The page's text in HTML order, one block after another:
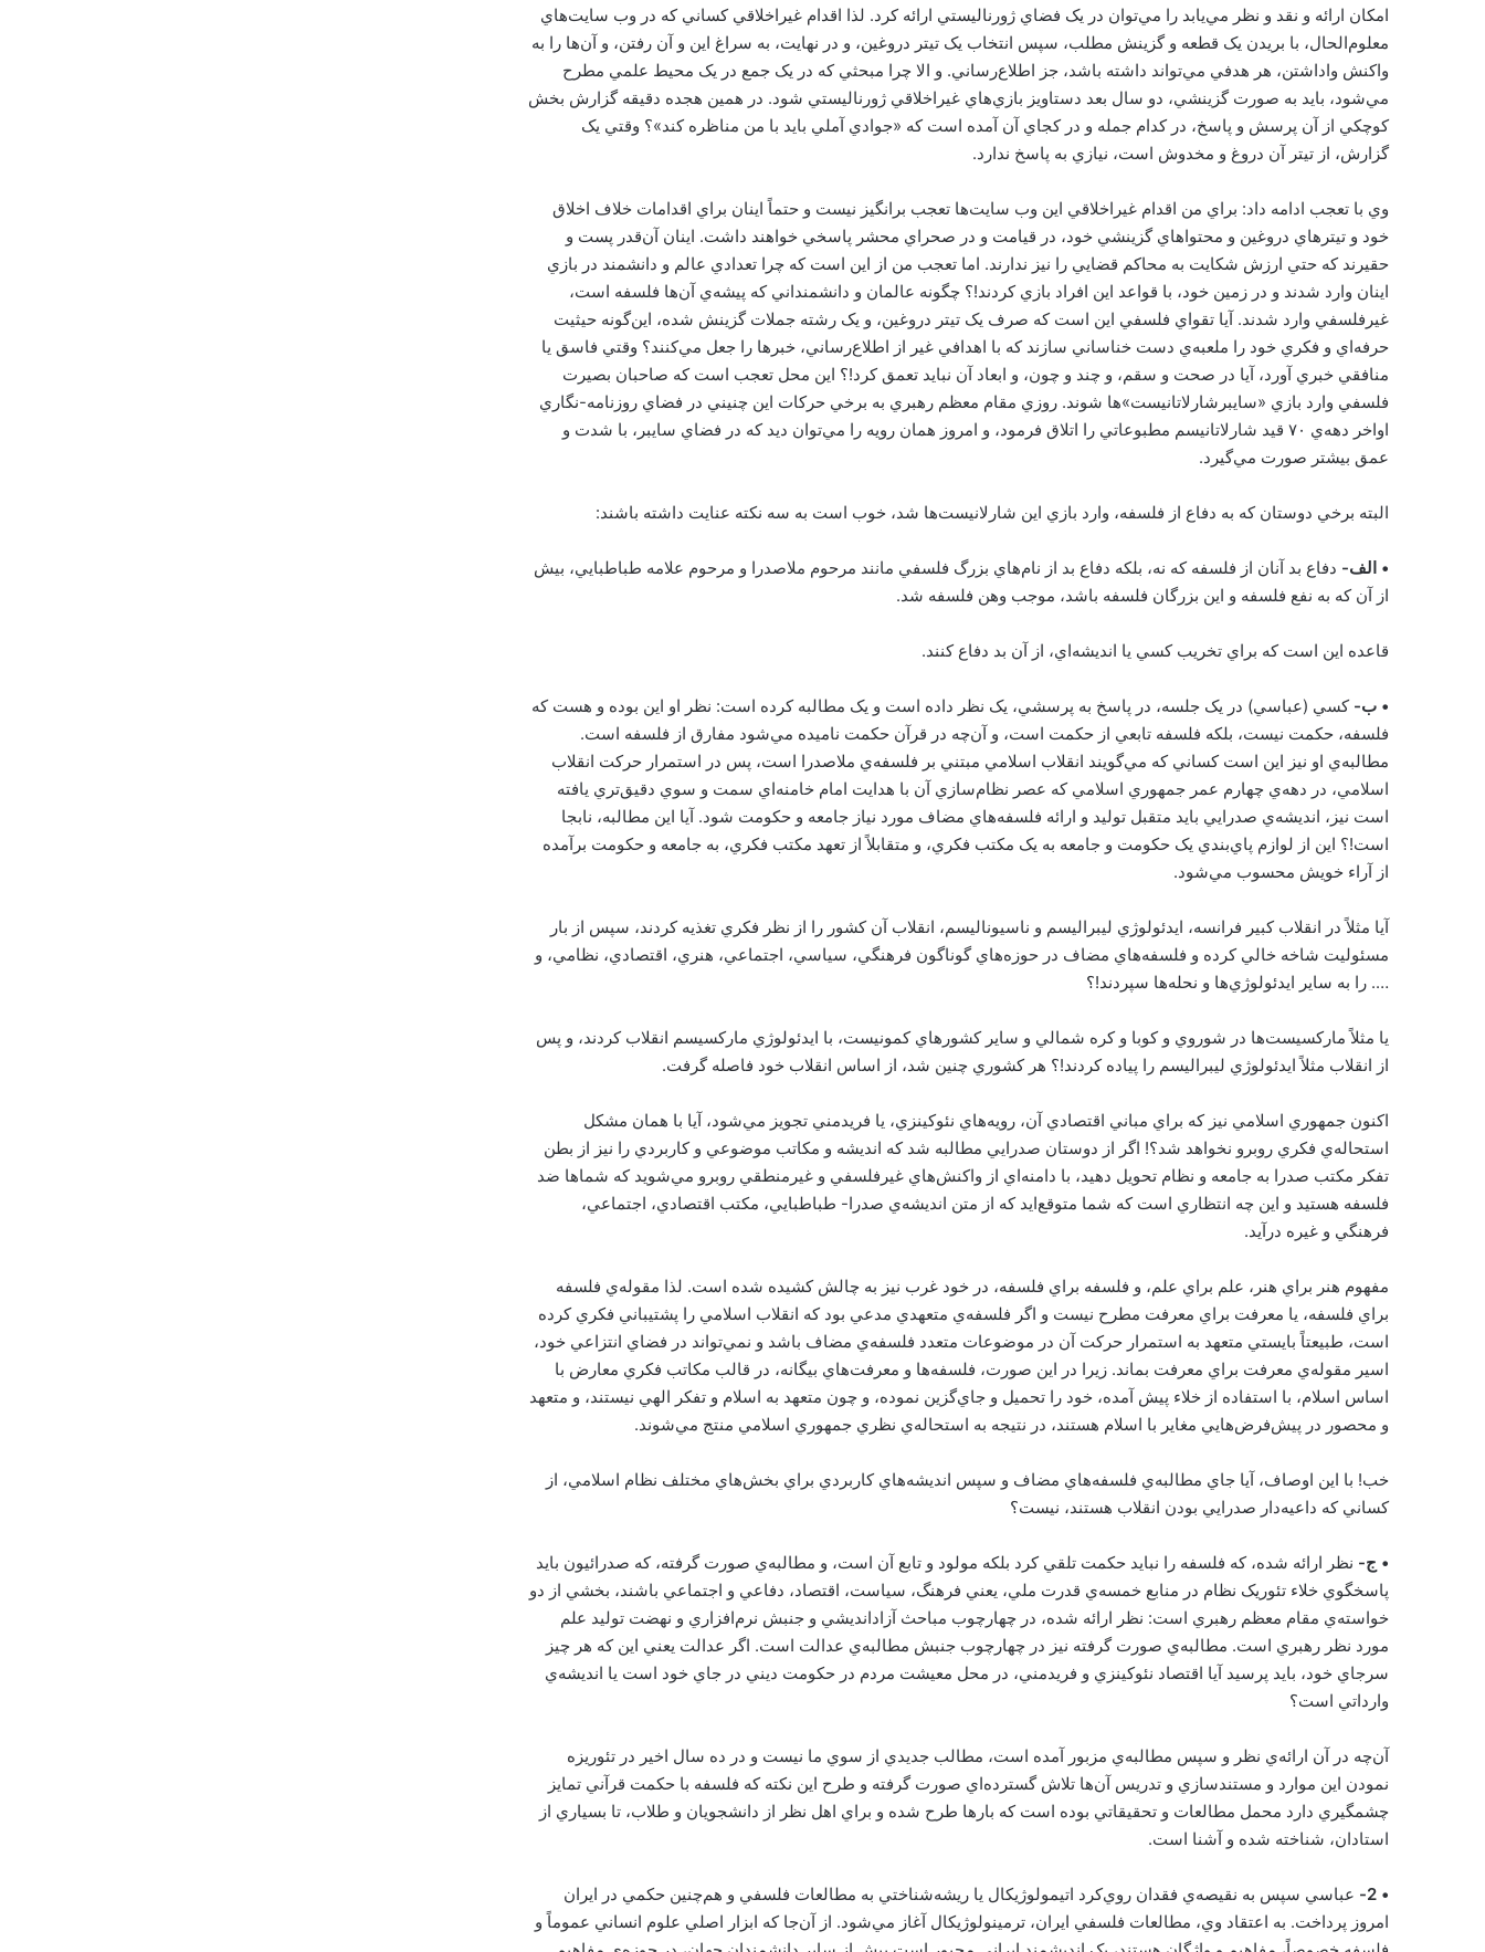
امکان ارائه و نقد و نظر مي‌يابد را مي‌توان در يک فضاي ژورناليستي ارائه کرد. لذا اقدام غيراخلاقي کساني که در وب سايت‌هاي
معلوم‌الحال، با بريدن يک قطعه و گزينش مطلب، سپس انتخاب يک تيتر دروغين، و در نهايت، به سراغ اين و آن رفتن، و آن‌ها را به
واکنش واداشتن، هر هدفي مي‌تواند داشته باشد، جز اطلاع‌رساني. و الا چرا مبحثي که در يک جمع در يک محيط علمي مطرح
مي‌شود، بايد به صورت گزينشي، دو سال بعد دستاويز بازي‌هاي غيراخلاقي ژورناليستي شود. در همين هجده دقيقه گزارش بخش
کوچکي از آن پرسش و پاسخ، در کدام جمله و در کجاي آن آمده است که «جوادي آملي بايد با من مناظره کند»؟ وقتي يک
گزارش، از تيتر آن دروغ و مخدوش است، نيازي به پاسخ ندارد.
وي با تعجب ادامه داد: براي من اقدام غيراخلاقي اين وب سايت‌ها تعجب برانگيز نيست و حتماً اينان براي اقدامات خلاف اخلاق
خود و تيترهاي دروغين و محتواهاي گزينشي خود، در قيامت و در صحراي محشر پاسخي خواهند داشت. اينان آن‌قدر پست و
حقيرند که حتي ارزش شکايت به محاکم قضايي را نيز ندارند. اما تعجب من از اين است که چرا تعدادي عالم و دانشمند در بازي
اينان وارد شدند و در زمين خود، با قواعد اين افراد بازي کردند!؟ چگونه عالمان و دانشمنداني که پيشه‌ي آن‌ها فلسفه است،
غيرفلسفي وارد شدند. آيا تقواي فلسفي اين است که صرف يک تيتر دروغين، و يک رشته جملات گزينش شده، اين‌گونه حيثيت
حرفه‌اي و فکري خود را ملعبه‌ي دست خناساني سازند که با اهدافي غير از اطلاع‌رساني، خبرها را جعل مي‌کنند؟ وقتي فاسق يا
منافقي خبري آورد، آيا در صحت و سقم، و چند و چون، و ابعاد آن نبايد تعمق کرد!؟ اين محل تعجب است که صاحبان بصيرت
فلسفي وارد بازي «سايبرشارلاتانيست»ها شوند. روزي مقام معظم رهبري به برخي حرکات اين چنيني در فضاي روزنامه-نگاري
اواخر دهه‌ي ۷۰ قيد شارلاتانيسم مطبوعاتي را اتلاق فرمود، و امروز همان رويه را مي‌توان ديد که در فضاي سايبر، با شدت و
عمق بيشتر صورت مي‌گيرد.
البته برخي دوستان که به دفاع از فلسفه، وارد بازي اين شارلانيست‌ها شد، خوب است به سه نکته عنايت داشته باشند:
• الف- دفاع بد آنان از فلسفه که نه، بلکه دفاع بد از نام‌هاي بزرگ فلسفي مانند مرحوم ملاصدرا و مرحوم علامه طباطبايي، بيش
از آن که به نفع فلسفه و اين بزرگان فلسفه باشد، موجب وهن فلسفه شد.
قاعده اين است که براي تخريب کسي يا انديشه‌اي، از آن بد دفاع کنند.
• ب- کسي (عباسي) در يک جلسه، در پاسخ به پرسشي، يک نظر داده است و يک مطالبه کرده است: نظر او اين بوده و هست که
فلسفه، حکمت نيست، بلکه فلسفه تابعي از حکمت است، و آن‌چه در قرآن حکمت ناميده مي‌شود مفارق از فلسفه است.
مطالبه‌ي او نيز اين است کساني که مي‌گويند انقلاب اسلامي مبتني بر فلسفه‌ي ملاصدرا است، پس در استمرار حرکت انقلاب
اسلامي، در دهه‌ي چهارم عمر جمهوري اسلامي که عصر نظام‌سازي آن با هدايت امام خامنه‌اي سمت و سوي دقيق‌تري يافته
است نيز، انديشه‌ي صدرايي بايد متقبل توليد و ارائه فلسفه‌هاي مضاف مورد نياز جامعه و حکومت شود. آيا اين مطالبه، نابجا
است!؟ اين از لوازم پاي‌بندي يک حکومت و جامعه به يک مکتب فکري، و متقابلاً از تعهد مکتب فکري، به جامعه و حکومت برآمده
از آراء خويش محسوب مي‌شود.
آيا مثلاً در انقلاب کبير فرانسه، ايدئولوژي ليبراليسم و ناسيوناليسم، انقلاب آن کشور را از نظر فکري تغذيه کردند، سپس از بار
مسئوليت شاخه خالي کرده و فلسفه‌هاي مضاف در حوزه‌هاي گوناگون فرهنگي، سياسي، اجتماعي، هنري، اقتصادي، نظامي، و
…. را به ساير ايدئولوژي‌ها و نحله‌ها سپردند!؟
يا مثلاً مارکسيست‌ها در شوروي و کوبا و کره شمالي و ساير کشورهاي کمونيست، با ايدئولوژي مارکسيسم انقلاب کردند، و پس
از انقلاب مثلاً ايدئولوژي ليبراليسم را پياده کردند!؟ هر کشوري چنين شد، از اساس انقلاب خود فاصله گرفت.
اکنون جمهوري اسلامي نيز که براي مباني اقتصادي آن، رويه‌هاي نئوکينزي، يا فريدمني تجويز مي‌شود، آيا با همان مشکل
استحاله‌ي فکري روبرو نخواهد شد؟! اگر از دوستان صدرايي مطالبه شد که انديشه و مکاتب موضوعي و کاربردي را نيز از بطن
تفکر مکتب صدرا به جامعه و نظام تحويل دهيد، با دامنه‌اي از واکنش‌هاي غيرفلسفي و غيرمنطقي روبرو مي‌شويد که شماها ضد
فلسفه هستيد و اين چه انتظاري است که شما متوقع‌ايد که از متن انديشه‌ي صدرا- طباطبايي، مکتب اقتصادي، اجتماعي،
فرهنگي و غيره درآيد.
مفهوم هنر براي هنر، علم براي علم، و فلسفه براي فلسفه، در خود غرب نيز به چالش کشيده شده است. لذا مقوله‌ي فلسفه
براي فلسفه، يا معرفت براي معرفت مطرح نيست و اگر فلسفه‌ي متعهدي مدعي بود که انقلاب اسلامي را پشتيباني فکري کرده
است، طبيعتاً بايستي متعهد به استمرار حرکت آن در موضوعات متعدد فلسفه‌ي مضاف باشد و نمي‌تواند در فضاي انتزاعي خود،
اسير مقوله‌ي معرفت براي معرفت بماند. زيرا در اين صورت، فلسفه‌ها و معرفت‌هاي بيگانه، در قالب مکاتب فکري معارض با
اساس اسلام، با استفاده از خلاء پيش آمده، خود را تحميل و جاي‌گزين نموده، و چون متعهد به اسلام و تفکر الهي نيستند، و متعهد
و محصور در پيش‌فرض‌هايي مغاير با اسلام هستند، در نتيجه به استحاله‌ي نظري جمهوري اسلامي منتج مي‌شوند.
خب! با اين اوصاف، آيا جاي مطالبه‌ي فلسفه‌هاي مضاف و سپس انديشه‌هاي کاربردي براي بخش‌هاي مختلف نظام اسلامي، از
کساني که داعيه‌دار صدرايي بودن انقلاب هستند، نيست؟
• ج- نظر ارائه شده، که فلسفه را نبايد حکمت تلقي کرد بلکه مولود و تابع آن است، و مطالبه‌ي صورت گرفته، که صدرائيون بايد
پاسخگوي خلاء تئوريک نظام در منابع خمسه‌ي قدرت ملي، يعني فرهنگ، سياست، اقتصاد، دفاعي و اجتماعي باشند، بخشي از دو
خواسته‌ي مقام معظم رهبري است: نظر ارائه شده، در چهارچوب مباحث آزادانديشي و جنبش نرم‌افزاري و نهضت توليد علم
مورد نظر رهبري است. مطالبه‌ي صورت گرفته نيز در چهارچوب جنبش مطالبه‌ي عدالت است. اگر عدالت يعني اين که هر چيز
سرجاي خود، بايد پرسيد آيا اقتصاد نئوکينزي و فريدمني، در محل معيشت مردم در حکومت ديني در جاي خود است يا انديشه‌ي
وارداتي است؟
آن‌چه در آن ارائه‌ي نظر و سپس مطالبه‌ي مزبور آمده است، مطالب جديدي از سوي ما نيست و در ده سال اخير در تئوريزه
نمودن اين موارد و مستندسازي و تدريس آن‌ها تلاش گسترده‌اي صورت گرفته و طرح اين نکته که فلسفه با حکمت قرآني تمايز
چشمگيري دارد محمل مطالعات و تحقيقاتي بوده است که بارها طرح شده و براي اهل نظر از دانشجويان و طلاب، تا بسياري از
استادان، شناخته شده و آشنا است.
• 2-
عباسي سپس به نقيصه‌ي فقدان روي‌کرد اتيمولوژيکال يا ريشه‌شناختي به مطالعات فلسفي و هم‌چنين حکمي در ايران
امروز پرداخت. به اعتقاد وي، مطالعات فلسفي ايران، ترمينولوژيکال آغاز مي‌شود. از آن‌جا که ابزار اصلي علوم انساني عموماً و